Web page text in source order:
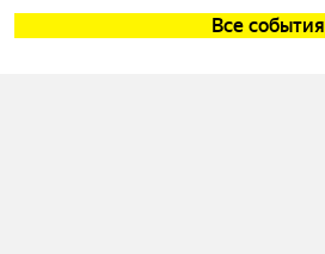
Все события